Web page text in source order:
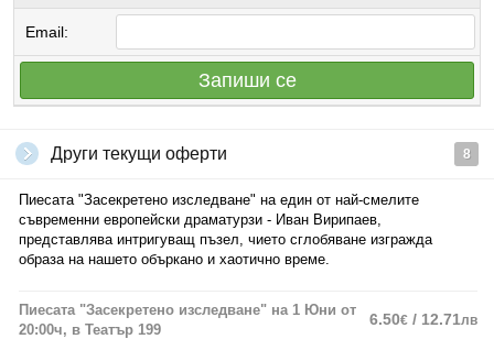
Email:
Запиши се
Други текущи оферти 8
Пиесата "Засекретено изследване" на един от най-смелите
съвременни европейски драматурзи - Иван Вирипаев,
представлява интригуващ пъзел, чието сглобяване изгражда
образа на нашето объркано и хаотично време.
Пиесата "Засекретено изследване" на 1 Юни от
20:00ч, в Театър 199
6.50€ / 12.71лв